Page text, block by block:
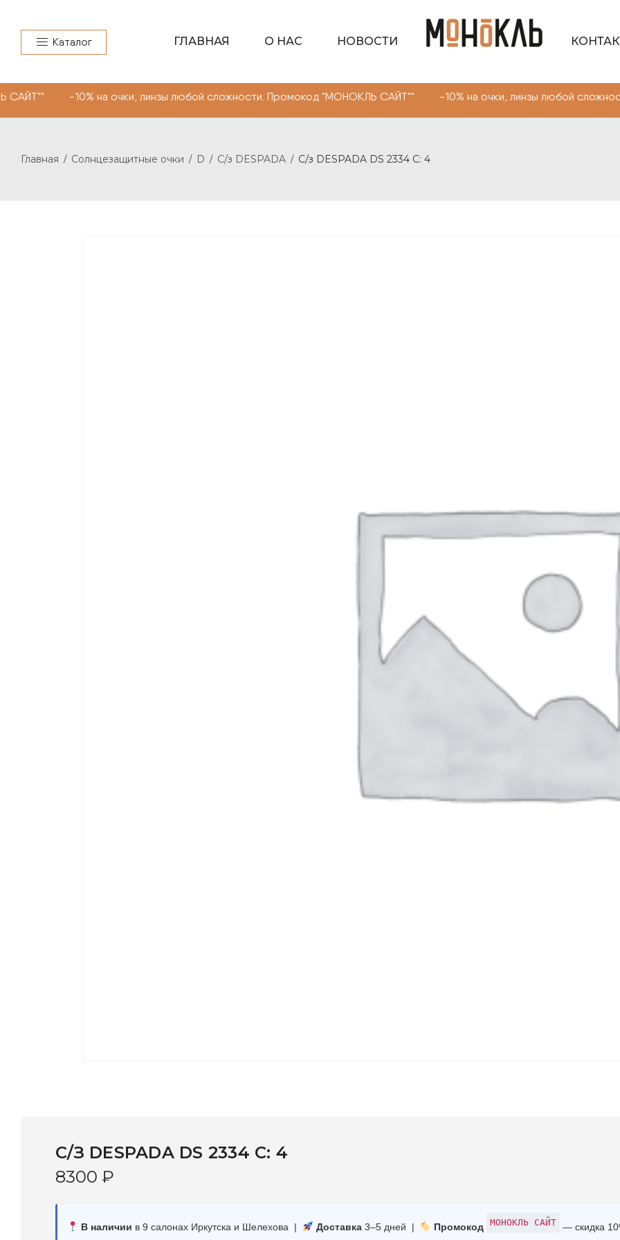
Каталог ГЛАВНАЯ О НАС НОВОСТИ
очки, линзы любой сложности. Промокод "МОНОКЛЬ САЙТ"" -10% на очки, линзы любой
Главная / Солнцезащитные очки / D / С/з DESPADA / С/з DESPADA DS 2334 С: 4
С/З DESPADA DS 2334 С: 4
8300 ₽
В наличии в 9 салонах Иркутска и Шелехова | Доставка3–5 дней | Промокод МОНОКЛЬ САЙТ — скидка